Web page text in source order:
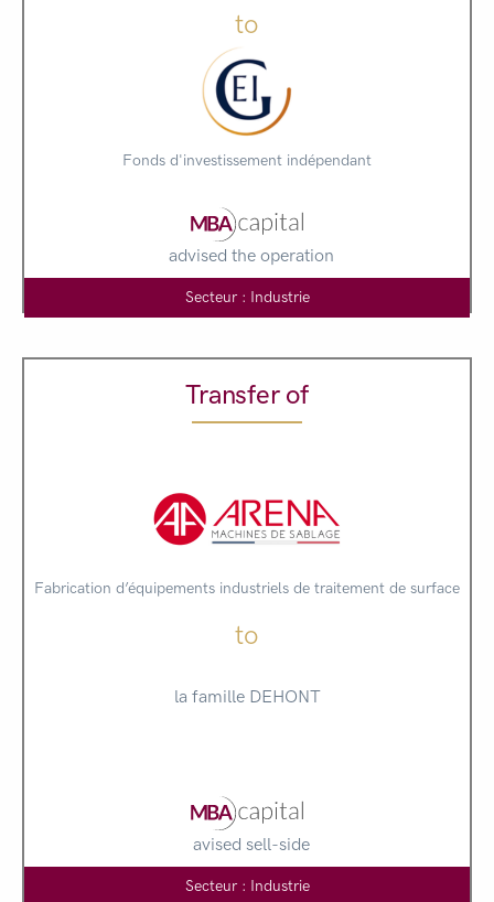
to
Fonds d'investissement indépendant
advised the operation
Secteur : Industrie
Transfer of
Fabrication d’équipements industriels de traitement de surface
to
la famille DEHONT
avised sell-side
Secteur : Industrie